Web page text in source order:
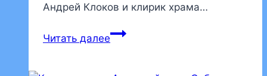
Андрей Клоков и клирик храма…
Читать далееПискаревский